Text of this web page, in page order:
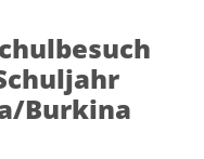
Burkina